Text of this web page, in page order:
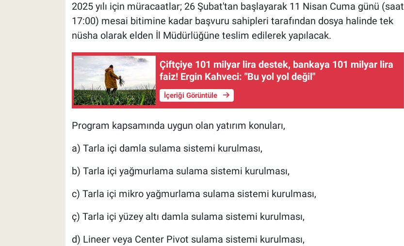
2025 yılı için müracaatlar; 26 Şubat'tan başlayarak 11 Nisan Cuma günü (saat
17:00) mesai bitimine kadar başvuru sahipleri tarafından dosya halinde tek
nüsha olarak elden İl Müdürlüğüne teslim edilerek yapılacak.
Çiftçiye 101 milyar lira destek, bankaya 101 milyar lira
faiz! Ergin Kahveci: "Bu yol yol değil"
İçeriği Görüntüle
Program kapsamında uygun olan yatırım konuları,
a) Tarla içi damla sulama sistemi kurulması,
b) Tarla içi yağmurlama sulama sistemi kurulması,
c) Tarla içi mikro yağmurlama sulama sistemi kurulması,
ç) Tarla içi yüzey altı damla sulama sistemi kurulması,
d) Lineer veya Center Pivot sulama sistemi kurulması,